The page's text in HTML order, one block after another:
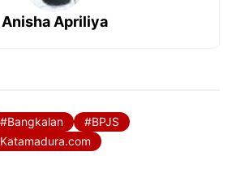
Anisha Apriliya
Bangkalan
BPJS
Katamadura.com